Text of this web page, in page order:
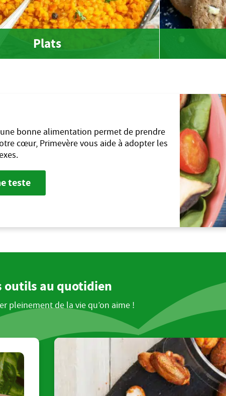
Plats
bonne alimentation permet de prendre
cœur, Primevère vous aide à adopter les
teste
outils au quotidien
pleinement de la vie qu’on aime !